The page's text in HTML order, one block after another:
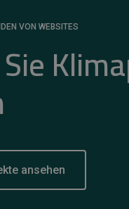
VON WEBSITES
ansehen